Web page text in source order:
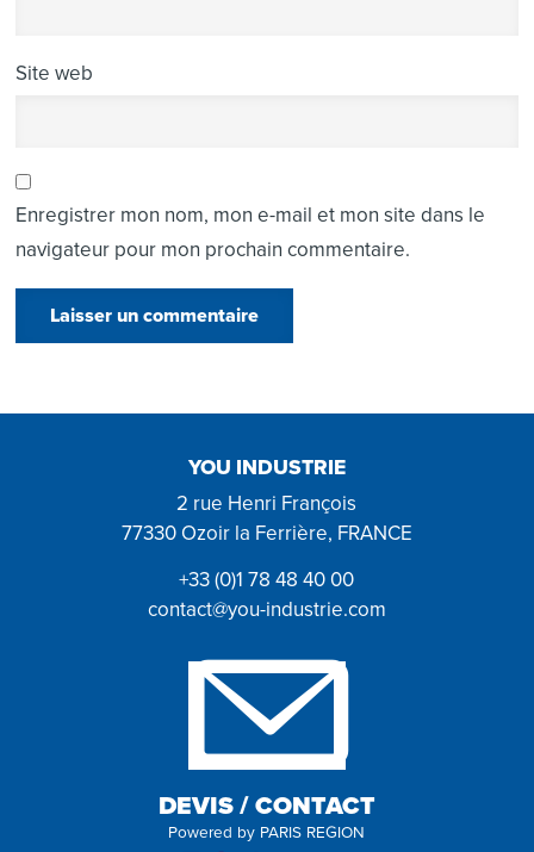
Site web
Enregistrer mon nom, mon e-mail et mon site dans le
navigateur pour mon prochain commentaire.
YOU INDUSTRIE
2 rue Henri François
77330 Ozoir la Ferrière, FRANCE
+33 (0)1 78 48 40 00
contact@you-industrie.com
DEVIS / CONTACT
Powered by PARIS REGION